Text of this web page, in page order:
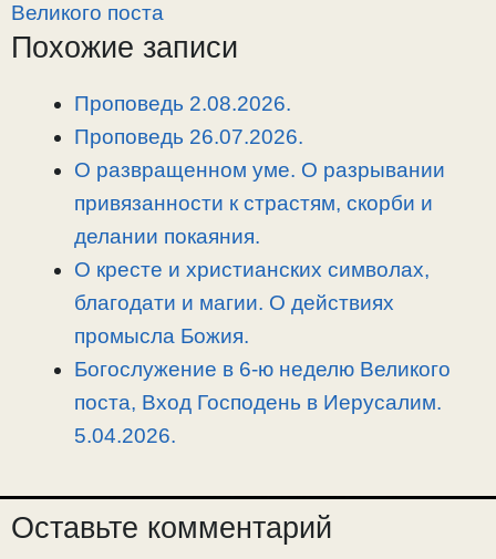
n
a
o
и
ь
Великого поста
Похожие записи
Проповедь 2.08.2026.
Проповедь 26.07.2026.
О развращенном уме. О разрывании
привязанности к страстям, скорби и
делании покаяния.
О кресте и христианских символах,
благодати и магии. О действиях
промысла Божия.
Богослужение в 6-ю неделю Великого
поста, Вход Господень в Иерусалим.
5.04.2026.
Оставьте комментарий